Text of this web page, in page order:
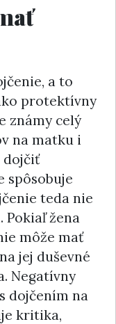
a to
protektívny
známy celý
na matku i
dojčiť
spôsobuje
teda nie
Pokiaľ žena
môže mať
jej duševné
Negatívny
dojčením na
kritika,